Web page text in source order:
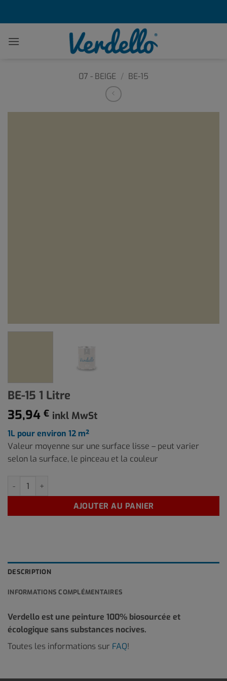
07 - BEIGE / BE-15
BE-15 1 Litre
35,94 € inkl MwSt
1L pour environ 12 m²
Valeur moyenne sur une surface lisse – peut varier
selon la surface, le pinceau et la couleur
quantité de BE-15 1 Litre
AJOUTER AU PANIER
DESCRIPTION
INFORMATIONS COMPLÉMENTAIRES
Verdello est une peinture 100% biosourcée et
écologique sans substances nocives.
Toutes les informations sur FAQ!